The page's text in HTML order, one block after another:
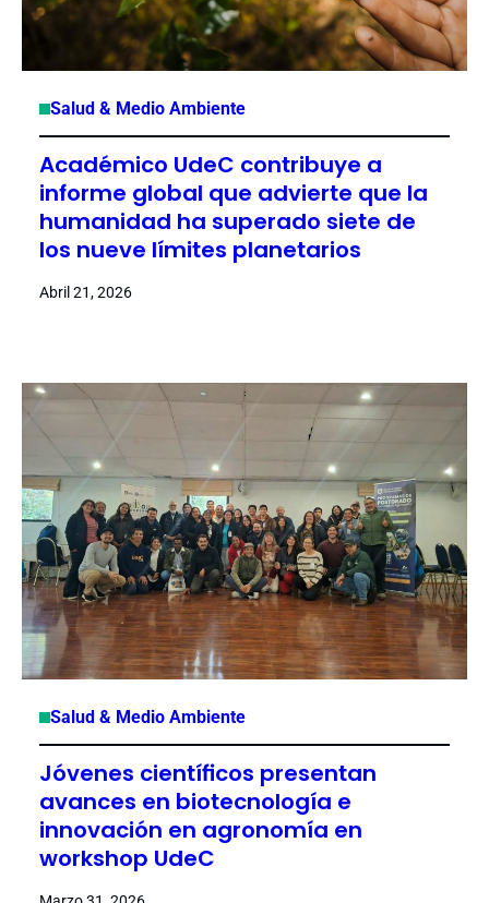
Salud & Medio Ambiente
Académico UdeC contribuye a
informe global que advierte que la
humanidad ha superado siete de
los nueve límites planetarios
Abril 21, 2026
Salud & Medio Ambiente
Jóvenes científicos presentan
avances en biotecnología e
innovación en agronomía en
workshop UdeC